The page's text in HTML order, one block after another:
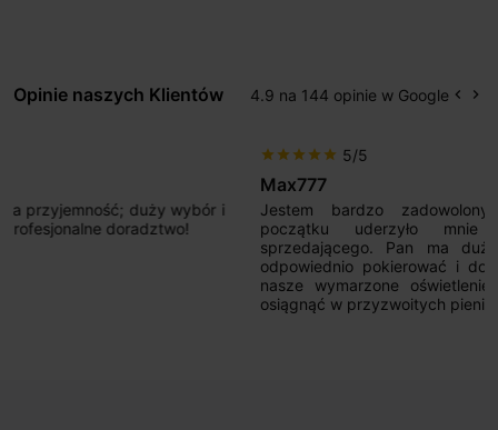
Opinie naszych Klientów 4.9 na 144 opinie w Google keyboard_arrow_left keyboard_arrow_right
Jestem bardzo zadowolony. Przede wszystkim od
początku uderzyło mnie profesjonalne podejście
sprzedającego. Pan ma duże doświadczenie i potrafi
odpowiednio pokierować i doradzić dzięki czemu mamy
nasze wymarzone oświetlenie. Dodatkowo udało się to
osiągnąć w przyzwoitych pieniądzach.